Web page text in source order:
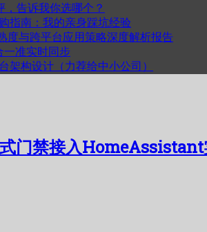
，告诉我你选哪个？
指南：我的亲身踩坑经验
度与跨平台应用策略深度解析报告
一准实时同步
架构设计（力荐给中小公司）
门禁接入